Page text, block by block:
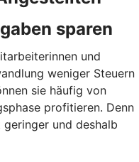
sparen
und
weniger Steuern
sie häufig von
profitieren. Denn
und deshalb